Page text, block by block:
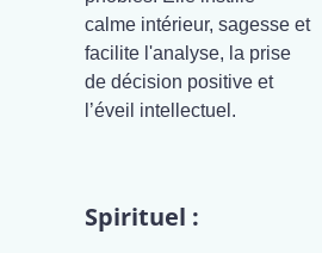
calme intérieur, sagesse et
facilite l'analyse, la prise
de décision positive et
l’éveil intellectuel.
Spirituel :